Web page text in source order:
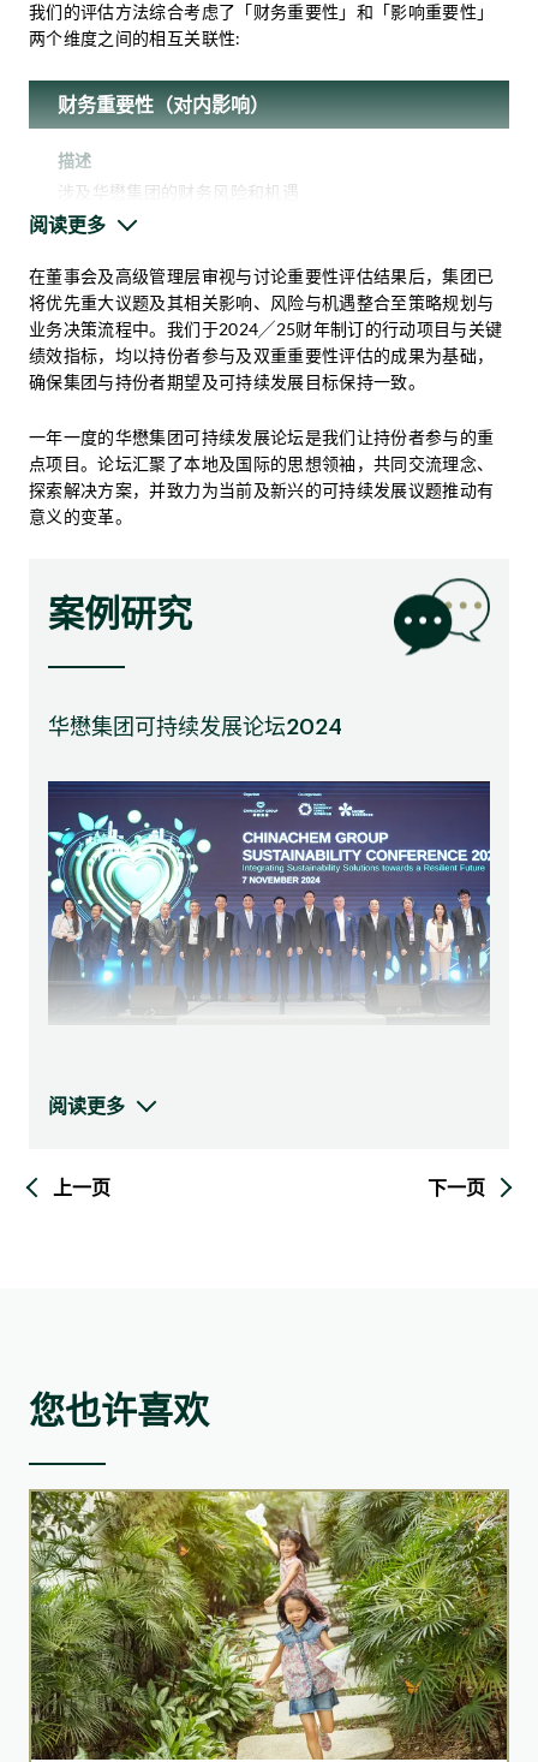
客户满意度调查
业主满意度调查
《华懋集团可持续金融框架》
可持续发展报告
内联网和Viva Engage
公司网站和社交媒体
电子学习平台
《LIFE+》期刊
流动应用程序
出版刊物与沟通渠道
我们的评估方法综合考虑了「财务重要性」和「影响重要性」
两个维度之间的相互关联性:
财务重要性（对内影响）
描述
涉及华懋集团的财务风险和机遇
部持份者（包括高级管理和财务团队）。持份者的挑选
是基于其金融专业知识、行业经验和对财务决策的影响
力。
影响重要性（对外影响）
描述
涉及华懋集团对人或环境的实际或潜在正面或负面影响
邀请了广泛的内部和外部持份者。持份者拥有相关的
ESG和专业相关知识。他们在华懋集团中有很高的参与
度及具有代表性。
识别19个ESG议题，并通过比较行业基准及符合披露标
通过以下方式收集持份者的见解和意见：
线上问卷
两次焦点小组讨论及与内部持份者的访谈
与重大议题相关的影响、风险和机遇如下：
降低能源消耗可带来节省营运成本的机遇
展现集团符合能源效益标准及迈向低碳转型的承诺，
有助提升企业声誉
吸引具有环保意识的租户
尽量减低对环境的影响并节约资源
能源使用与节能
阅读更多
在董事会及高级管理层审视与讨论重要性评估结果后，集团已
将优先重大议题及其相关影响、风险与机遇整合至策略规划与
业务决策流程中。我们于2024╱25财年制订的行动项目与关键
绩效指标，均以持份者参与及双重重要性评估的成果为基础，
确保集团与持份者期望及可持续发展目标保持一致。
一年一度的华懋集团可持续发展论坛是我们让持份者参与的重
点项目。论坛汇聚了本地及国际的思想领袖，共同交流理念、
探索解决方案，并致力为当前及新兴的可持续发展议题推动有
意义的变革。
案例研究
华懋集团可持续发展论坛2024
会(BEC)和香港绿色建筑议会(HKGBC)共同协办，以「多
5,000名参与者，并每年递增，反映社会各界对可持续议题
融入至发展项目之中，特别是绿色建筑和生物多样性的元
素。
论坛圆满结束后，华懋集团联同商界环保协会(BEC)和香港
绿色建筑议会(HKGBC)共同向碳中和及可持续发展委员会
(CCNSD)提交联合建议书，就论坛所得的讨论结果，提出
具体可行的政策建议，强调创新思维、可持续融资，协助
该委员会制定长远策略促进持份者之间的跨界别合作。建
议书涵盖两大重点范畴，包括:
气候变化
建议的重点在于提升气候韧性，包括：
阅读更多
上一页 下一页
您也许喜欢